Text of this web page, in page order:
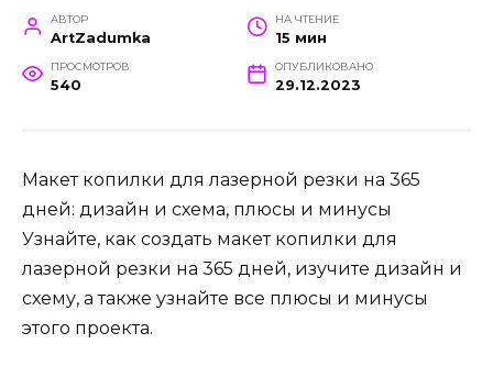
АВТОР
ArtZadumka
НА ЧТЕНИЕ
15 мин
ПРОСМОТРОВ
540
ОПУБЛИКОВАНО
29.12.2023
Макет копилки для лазерной резки на 365
дней: дизайн и схема, плюсы и минусы
Узнайте, как создать макет копилки для
лазерной резки на 365 дней, изучите дизайн и
схему, а также узнайте все плюсы и минусы
этого проекта.